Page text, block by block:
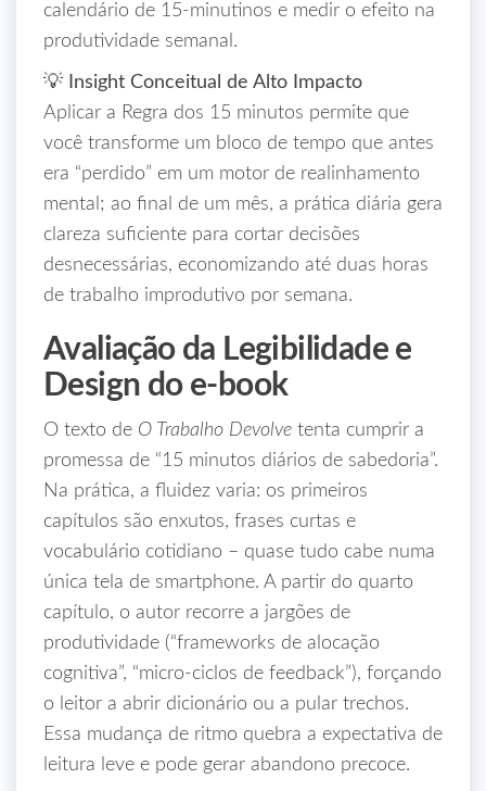
calendário de 15‑minutinos e medir o efeito na
produtividade semanal.
💡 Insight Conceitual de Alto Impacto
Aplicar a Regra dos 15 minutos permite que
você transforme um bloco de tempo que antes
era “perdido” em um motor de realinhamento
mental; ao final de um mês, a prática diária gera
clareza suficiente para cortar decisões
desnecessárias, economizando até duas horas
de trabalho improdutivo por semana.
Avaliação da Legibilidade e
Design do e‑book
O texto de O Trabalho Devolve tenta cumprir a
promessa de “15 minutos diários de sabedoria”.
Na prática, a fluidez varia: os primeiros
capítulos são enxutos, frases curtas e
vocabulário cotidiano – quase tudo cabe numa
única tela de smartphone. A partir do quarto
capítulo, o autor recorre a jargões de
produtividade (“frameworks de alocação
cognitiva”, “micro‑ciclos de feedback”), forçando
o leitor a abrir dicionário ou a pular trechos.
Essa mudança de ritmo quebra a expectativa de
leitura leve e pode gerar abandono precoce.